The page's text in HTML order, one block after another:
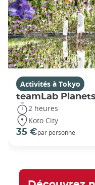
Activités à Tokyo
teamLab Planets
2 heures
Koto City
35 €par personne